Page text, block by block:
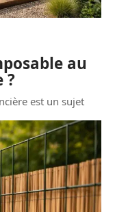
au
?
est un sujet